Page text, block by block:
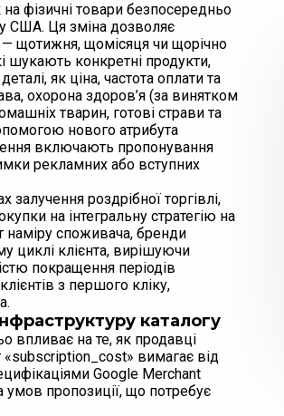
фізичні товари безпосередньо
США. Ця зміна дозволяє
— щотижня, щомісяця чи щорічно
шукають конкретні продукти,
як ціна, частота оплати та
охорона здоров’я (за винятком
тварин, готові страви та
нового атрибута
включають пропонування
рекламних або вступних
роздрібної торгівлі,
на інтегральну стратегію на
споживача, бренди
циклі клієнта, вирішуючи
покращення періодів
з першого кліку,
каталогу
впливає на те, як продавці
«subscription_cost» вимагає від
Google Merchant
умов пропозиції, що потребує